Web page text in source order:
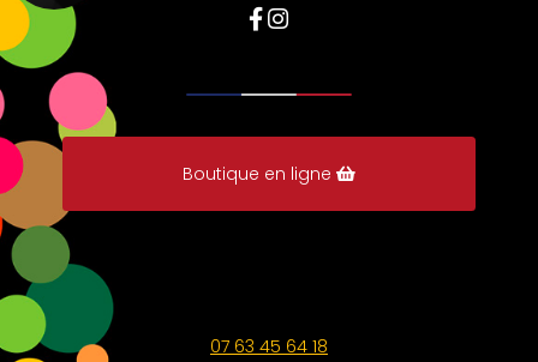
Boutique en ligne
07 63 45 64 18
Voir le certificat